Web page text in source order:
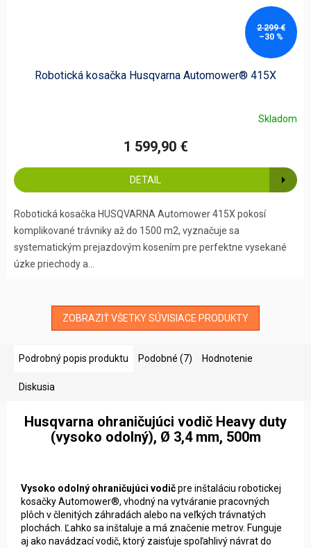
2 299 €
–30 %
Robotická kosačka Husqvarna Automower® 415X
Skladom
1 599,90 €
DETAIL
Robotická kosačka HUSQVARNA Automower 415X pokosí
komplikované trávniky až do 1500 m2, vyznačuje sa
systematickým prejazdovým kosením pre perfektne vysekané
úzke priechody a...
ZOBRAZIŤ VŠETKY SÚVISIACE PRODUKTY
Podrobný popis produktu Podobné (7) Hodnotenie
Diskusia
Husqvarna ohraničujúci vodič Heavy duty
(vysoko odolný), Ø 3,4 mm, 500m
Vysoko odolný ohraničujúci vodičpre inštaláciu robotickej
kosačky Automower®, vhodný na vytváranie pracovných
plôch v členitých záhradách alebo na veľkých trávnatých
plochách. Ľahko sa inštaluje a má značenie metrov. Funguje
aj ako navádzací vodič, ktorý zaisťuje spoľahlivý návrat do